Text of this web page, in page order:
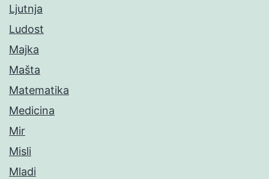
Ljutnja
Ludost
Majka
Mašta
Matematika
Medicina
Mir
Misli
Mladi